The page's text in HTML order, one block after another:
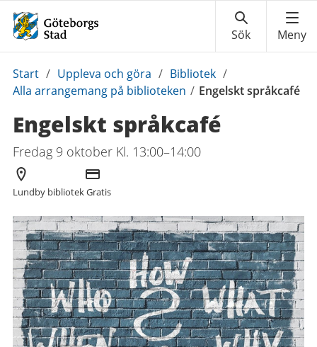
Du
är
Start / Uppleva och göra / Bibliotek /
Alla arrangemang på biblioteken / Engelskt språkcafé
Engelskt språkcafé
Fredag 9 oktober Kl. 13:00–14:00
Arrangör
Lundby bibliotek
Kostnad
Gratis